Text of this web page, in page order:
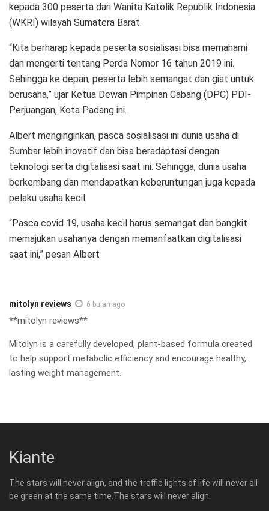
kepada 300 peserta dari Wanita Katolik Republik Indonesia
(WKRI) wilayah Sumatera Barat.
“Kita berharap kepada peserta sosialisasi bisa memahami
dan mengerti tentang Perda Nomor 16 tahun 2019 ini.
Sehingga ke depan, peserta lebih semangat dan giat untuk
berusaha,” ujar Ketua Dewan Pimpinan Cabang (DPC) PDI-
Perjuangan, Kota Padang ini.
Albert menginginkan, pasca sosialisasi ini dunia usaha di
Sumbar lebih inovatif dan bisa beradaptasi dengan
teknologi serta digitalisasi saat ini. Sehingga, dunia usaha
berkembang dan mendapatkan keberuntungan juga kepada
pelaku usaha kecil.
“Pasca covid 19, usaha kecil harus semangat dan bangkit
memajukan usahanya dengan memanfaatkan digitalisasi
saat ini,” pesan Albert
mitolyn reviews 6 bulan ago
**mitolyn reviews**
Mitolyn is a carefully developed, plant-based formula created
to help support metabolic efficiency and encourage healthy,
lasting weight management.
Kiante
The stars will never align, and the traffic lights of life will never all
be green at the same time.The stars will never align.